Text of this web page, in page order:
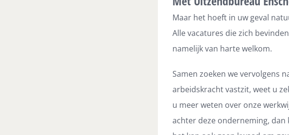
Maar het hoeft in uw geval
Alle vacatures die zich
namelijk van harte welkom.
Samen zoeken we vervolgens
arbeidskracht vastzit, weet u
u meer weten over onze
achter deze onderneming,